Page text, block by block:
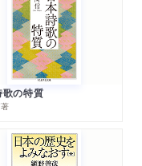
歌の特質
著